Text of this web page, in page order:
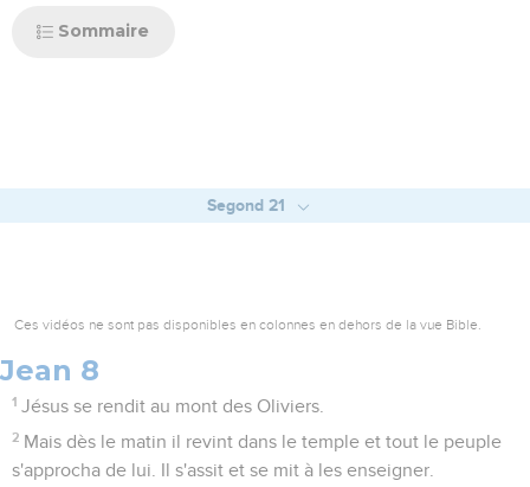
Sommaire
Segond 21
Ces vidéos ne sont pas disponibles en colonnes en dehors de la vue Bible.
Jean 8
1 Jésus se rendit au mont des Oliviers.
2 Mais dès le matin il revint dans le temple et tout le peuple
s'approcha de lui. Il s'assit et se mit à les enseigner.